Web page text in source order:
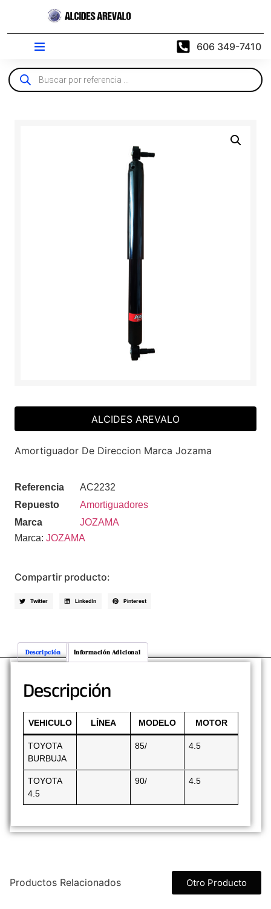
606 349-7410
ALCIDES AREVALO
Amortiguador De Direccion Marca Jozama
Referencia
AC2232
Repuesto
Amortiguadores
Marca
JOZAMA
Marca: JOZAMA
Compartir producto:
Twitter LinkedIn Pinterest
Descripción Información Adicional
Descripción
VEHICULO LÍNEA MODELO MOTOR
TOYOTA
BURBUJA
85/ 4.5
TOYOTA
4.5
90/ 4.5
Productos Relacionados Otro Producto